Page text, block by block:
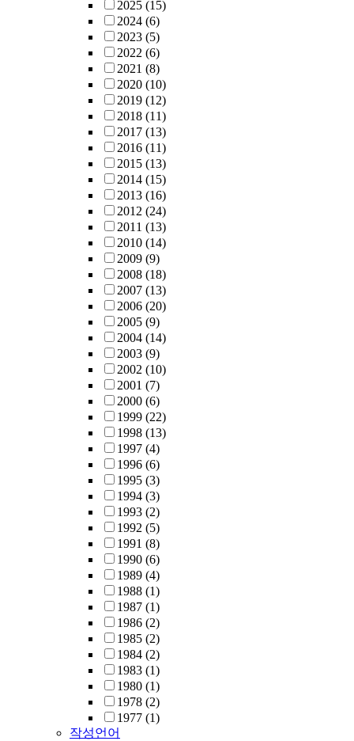
2025 (15)
2024 (6)
2023 (5)
2022 (6)
2021 (8)
2020 (10)
2019 (12)
2018 (11)
2017 (13)
2016 (11)
2015 (13)
2014 (15)
2013 (16)
2012 (24)
2011 (13)
2010 (14)
2009 (9)
2008 (18)
2007 (13)
2006 (20)
2005 (9)
2004 (14)
2003 (9)
2002 (10)
2001 (7)
2000 (6)
1999 (22)
1998 (13)
1997 (4)
1996 (6)
1995 (3)
1994 (3)
1993 (2)
1992 (5)
1991 (8)
1990 (6)
1989 (4)
1988 (1)
1987 (1)
1986 (2)
1985 (2)
1984 (2)
1983 (1)
1980 (1)
1978 (2)
1977 (1)
작성언어